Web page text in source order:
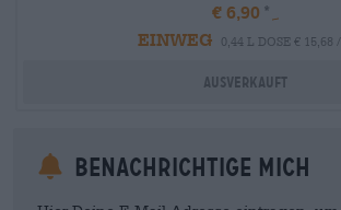
€ 6,90
EINWEG
0,44 L DOSE € 15,68 /
Ausverkauft
Benachrichtige mich